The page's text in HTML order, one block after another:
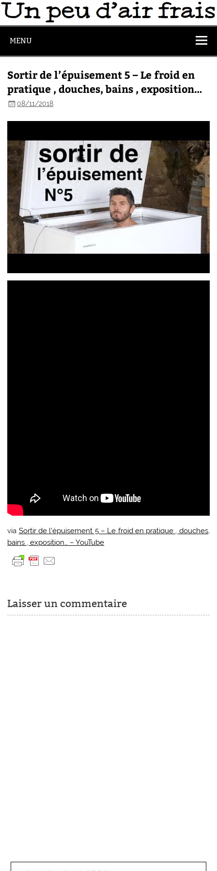
MENU
Sortir de l’épuisement 5 – Le froid en
pratique , douches, bains , exposition…
08/11/2018
via Sortir de l’épuisement 5 – Le froid en pratique , douches,
bains , exposition… – YouTube
Laisser un commentaire